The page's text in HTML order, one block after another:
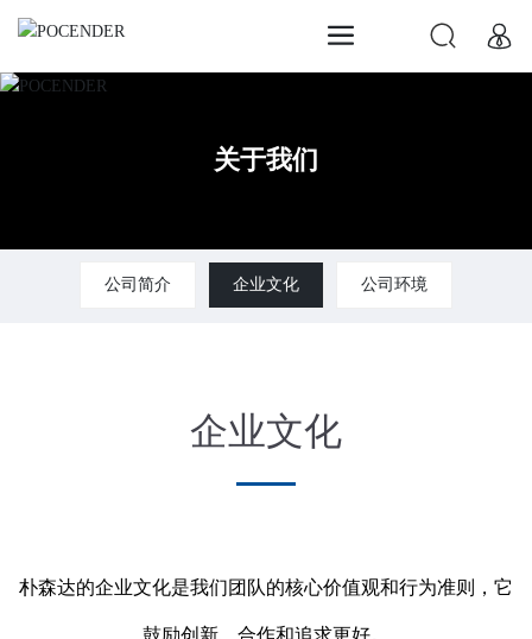
关于我们
公司简介 企业文化 公司环境
企业文化
朴森达的企业文化是我们团队的核心价值观和行为准则，它
鼓励创新、合作和追求更好。